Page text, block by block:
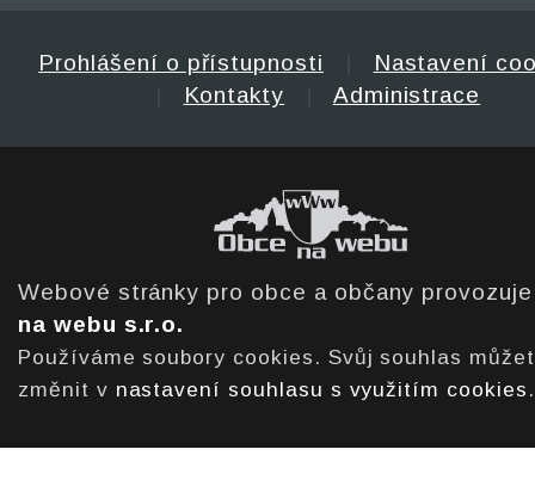
Prohlášení o přístupnosti
Nastavení
Kontakty Administrace
Webové stránky pro obce a občany
na webu s.r.o.
Používáme soubory cookies. Svůj souhlas
změnit v nastavení souhlasu s využitím cookies .